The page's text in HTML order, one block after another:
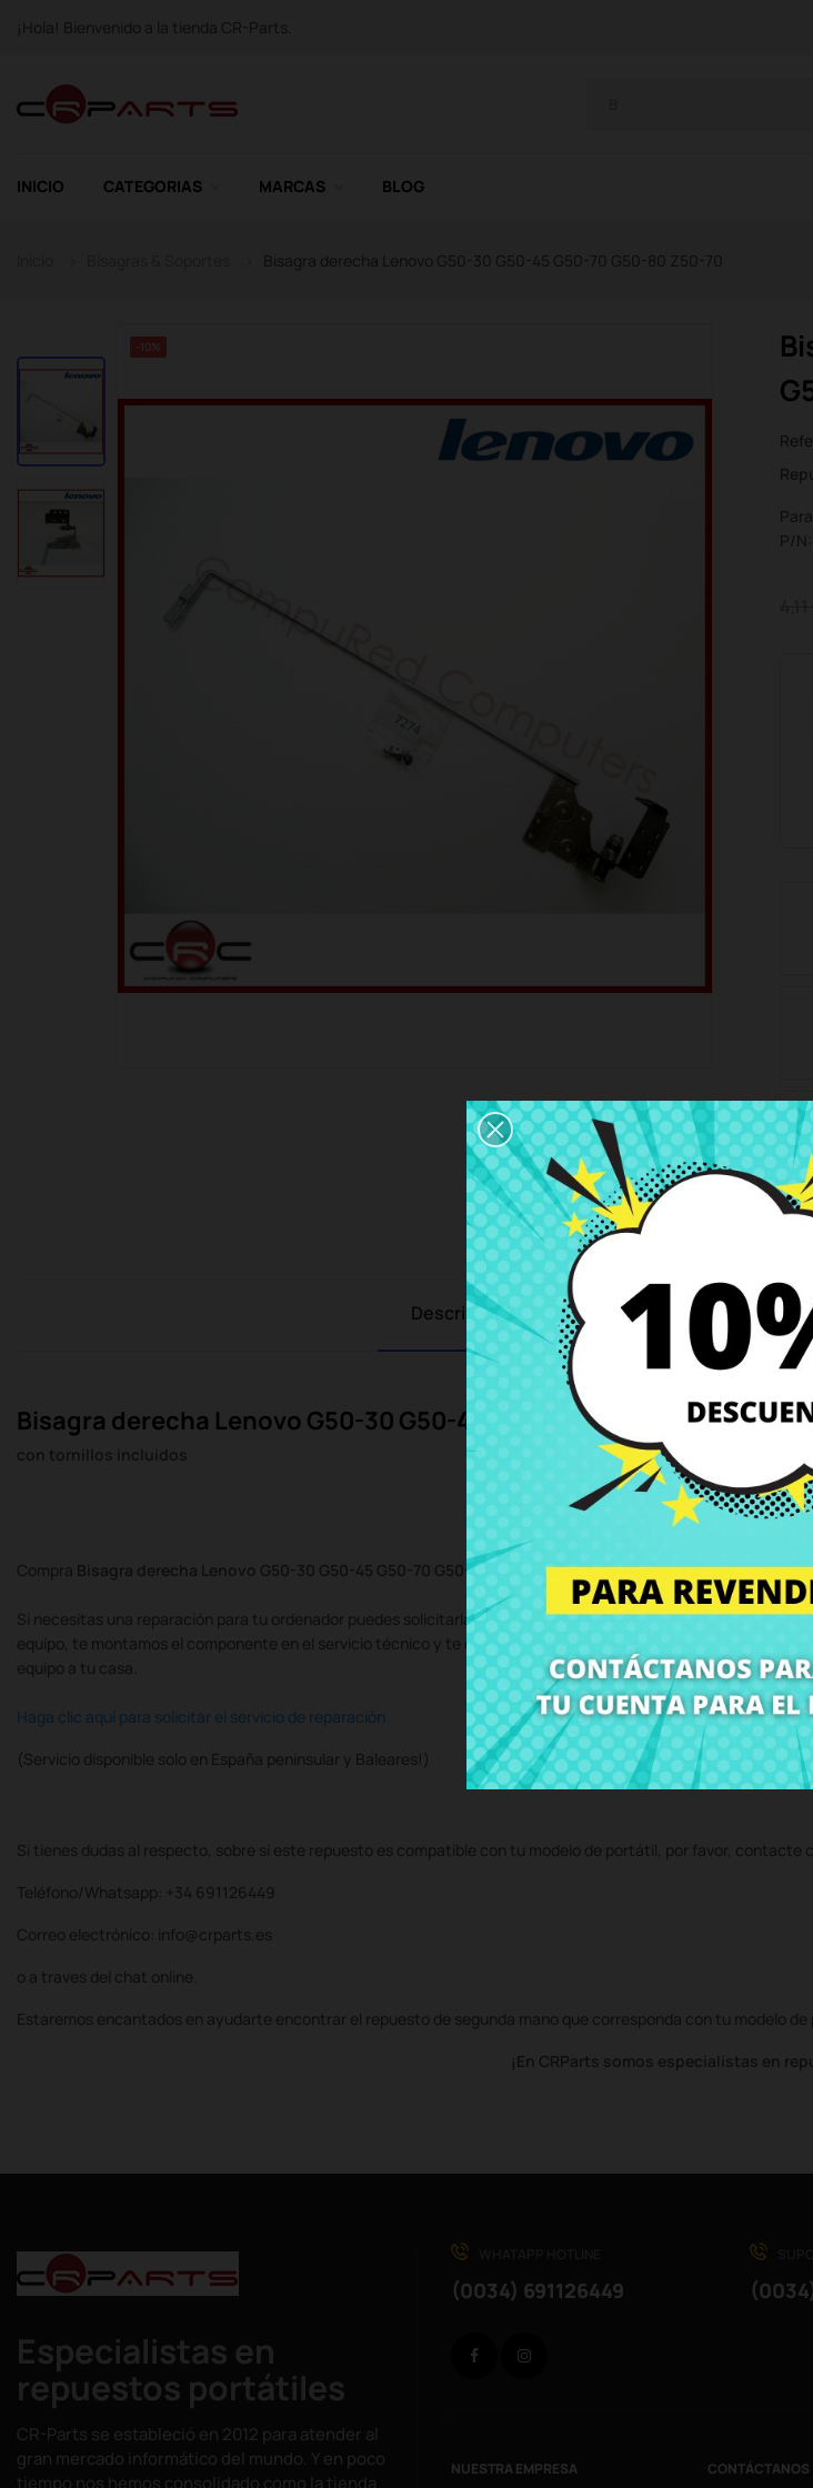
INICIO CATEGORIAS MARCAS BLOG
-10%
P/
Descripción Detalles del producto
Bisagra derecha Lenovo G50-30 G50-45 G50-70 G50-80 Z50-70
con tornillos incluidos
Compra Bisagra derecha Lenovo G50-30 G50-45 G50-70 G50-80 Z50-70al mejor precio en CRParts -
Si necesitas una reparación para tu ordenador puedes solicitarla al servicio técnico y te enviaremos un
equipo, te montamos el componente en el servicio técnico y te devolvemos el ordenador con el componente
equipo a tu casa.
Haga clic aquí para solicitar el servicio de reparación
(Servicio disponible solo en España peninsular y Baleares!)
Si tienes dudas al respecto, sobre si este repuesto es compatible con tu modelo de portátil, por favor, contacte
Teléfono/Whatsapp: +34 691126449
Correo electrónico: info@crparts.es
o a traves del chat online.
Estaremos encantados en ayudarte encontrar el repuesto de segunda mano que corresponda con tu modelo de
¡En CRParts somos especialistas en
Especialistas en
repuestos portátiles
CR-Parts se estableció en 2012 para atender al
gran mercado informático del mundo. Y en poco
tiempo nos hemos consolidado como la tienda
(0034) 691126449
Facebook
NUESTRA EMPRESA CONTÁCTANOS